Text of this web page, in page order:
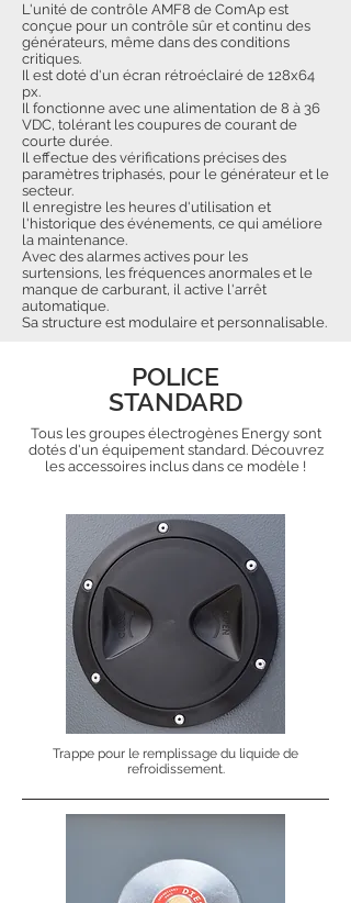
L'unité de contrôle AMF8 de ComAp est
conçue pour un contrôle sûr et continu des
générateurs, même dans des conditions
critiques.
Il est doté d'un écran rétroéclairé de 128x64
px.
Il fonctionne avec une alimentation de 8 à 36
VDC, tolérant les coupures de courant de
courte durée.
Il effectue des vérifications précises des
paramètres triphasés, pour le générateur et le
secteur.
Il enregistre les heures d'utilisation et
l'historique des événements, ce qui améliore
la maintenance.
Avec des alarmes actives pour les
surtensions, les fréquences anormales et le
manque de carburant, il active l'arrêt
automatique.
Sa structure est modulaire et personnalisable.
POLICE
STANDARD
Tous les groupes électrogènes Energy sont
dotés d'un équipement standard. Découvrez
les accessoires inclus dans ce modèle !
Trappe pour le remplissage du liquide de
refroidissement.